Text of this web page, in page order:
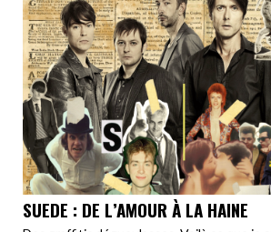
SUEDE : DE L’AMOUR À LA HAINE